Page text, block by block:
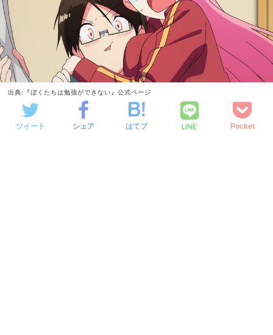
出典:『ぼくたちは勉強ができない』公式ページ
ツイート シェア はてブ LINE Pocket